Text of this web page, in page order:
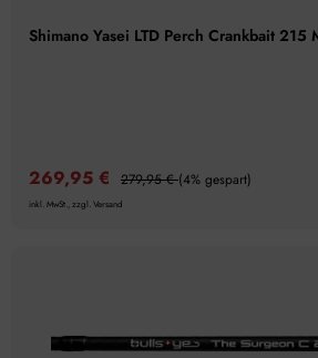
Shimano Yasei LTD Perch Crankbait 215
269,95 € 279,95 €(4% gespart)
inkl. MwSt., zzgl. Versand